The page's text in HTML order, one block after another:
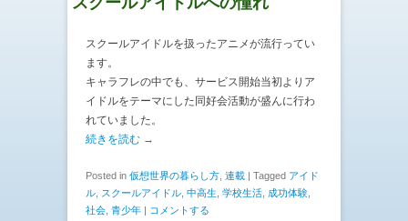
スクールアイドルを扱ったアニメが流行ってい
ます。
キャラフレの中でも、サービス開始当初よりア
イドルをテーマにした同好会活動が盛んに行わ
れていました。
続きを読む →
Posted in 仮想世界の暮らし方 連載 | Tagged アイド
ル スクールアイドル 中高生 学校生活 成功体験
社会 青少年 | コメントする